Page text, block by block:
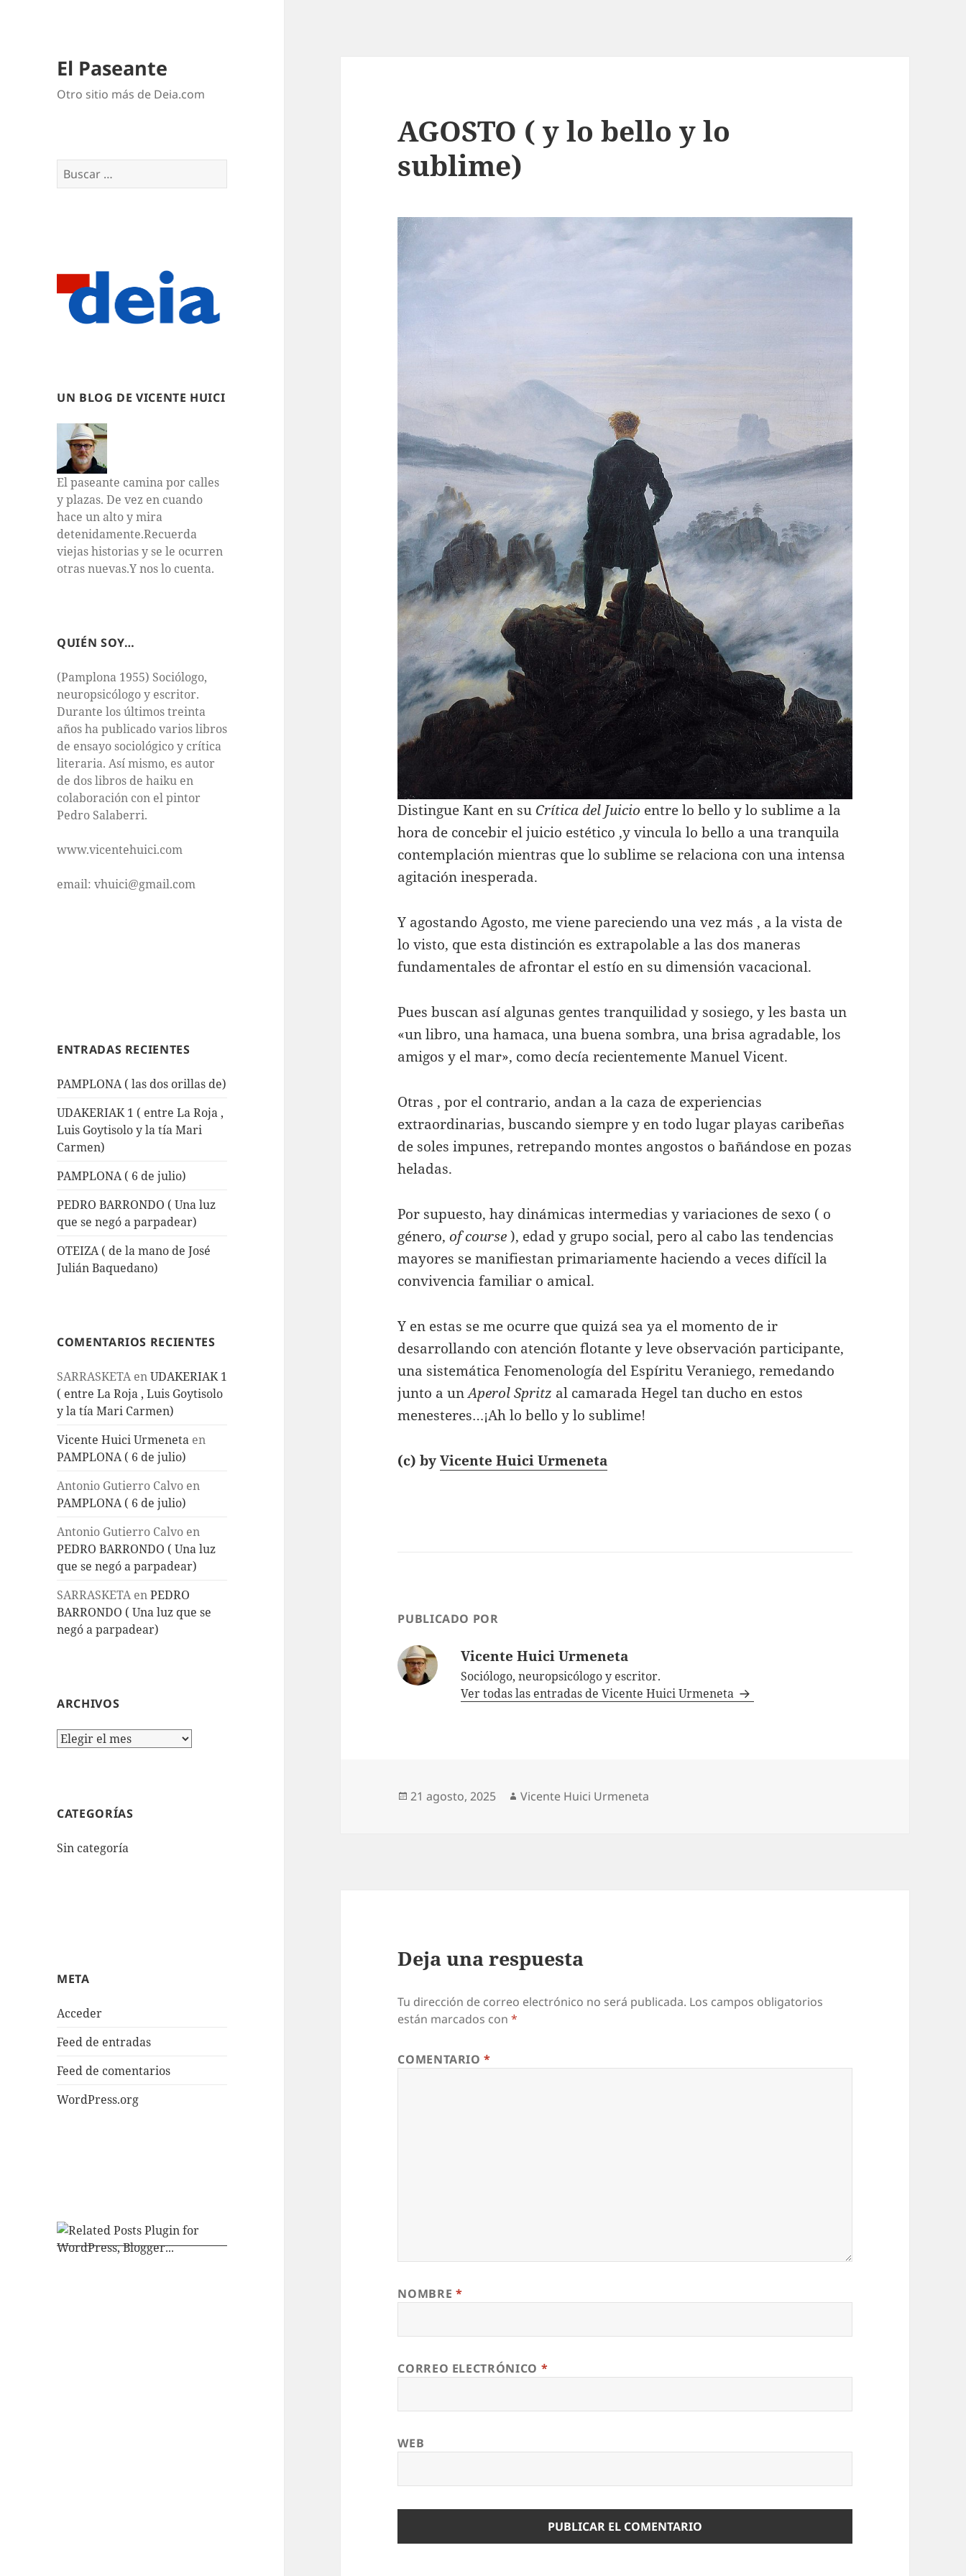
El Paseante
Otro sitio más de Deia.com
Buscar:
UN BLOG DE VICENTE HUICI
El paseante camina por calles
y plazas. De vez en cuando
hace un alto y mira
detenidamente.Recuerda
viejas historias y se le ocurren
otras nuevas.Y nos lo cuenta.
QUIÉN SOY…
(Pamplona 1955) Sociólogo,
neuropsicólogo y escritor.
Durante los últimos treinta
años ha publicado varios libros
de ensayo sociológico y crítica
literaria. Así mismo, es autor
de dos libros de haiku en
colaboración con el pintor
Pedro Salaberri.
www.vicentehuici.com
email: vhuici@gmail.com
ENTRADAS RECIENTES
PAMPLONA ( las dos orillas de)
UDAKERIAK 1 ( entre La Roja ,
Luis Goytisolo y la tía Mari
Carmen)
PAMPLONA ( 6 de julio)
PEDRO BARRONDO ( Una luz
que se negó a parpadear)
OTEIZA ( de la mano de José
Julián Baquedano)
COMENTARIOS RECIENTES
SARRASKETAenUDAKERIAK 1
( entre La Roja , Luis Goytisolo
y la tía Mari Carmen)
Vicente Huici Urmeneta en
PAMPLONA ( 6 de julio)
Antonio Gutierro Calvo en
PAMPLONA ( 6 de julio)
Antonio Gutierro Calvo en
PEDRO BARRONDO ( Una luz
que se negó a parpadear)
SARRASKETAenPEDRO
BARRONDO ( Una luz que se
negó a parpadear)
ARCHIVOS
Archivos
CATEGORÍAS
Sin categoría
META
Acceder
Feed de entradas
Feed de comentarios
WordPress.org
AGOSTO ( y lo bello y lo
sublime)
Distingue Kant en su Crítica del Juicio entre lo bello y lo sublime a la
hora de concebir el juicio estético ,y vincula lo bello a una tranquila
contemplación mientras que lo sublime se relaciona con una intensa
agitación inesperada.
Y agostando Agosto, me viene pareciendo una vez más , a la vista de
lo visto, que esta distinción es extrapolable a las dos maneras
fundamentales de afrontar el estío en su dimensión vacacional.
Pues buscan así algunas gentes tranquilidad y sosiego, y les basta un
«un libro, una hamaca, una buena sombra, una brisa agradable, los
amigos y el mar», como decía recientemente Manuel Vicent.
Otras , por el contrario, andan a la caza de experiencias
extraordinarias, buscando siempre y en todo lugar playas caribeñas
de soles impunes, retrepando montes angostos o bañándose en pozas
heladas.
Por supuesto, hay dinámicas intermedias y variaciones de sexo ( o
género,of course), edad y grupo social, pero al cabo las tendencias
mayores se manifiestan primariamente haciendo a veces difícil la
convivencia familiar o amical.
Y en estas se me ocurre que quizá sea ya el momento de ir
desarrollando con atención flotante y leve observación participante,
una sistemática Fenomenología del Espíritu Veraniego, remedando
junto a unAperol Spritz al camarada Hegel tan ducho en estos
menesteres…¡Ah lo bello y lo sublime!
(c) byVicente Huici Urmeneta
PUBLICADO POR
Vicente Huici Urmeneta
Sociólogo, neuropsicólogo y escritor.
Ver todas las entradas de Vicente Huici Urmeneta
Publicado
21 agosto, 2025 Autor
Vicente Huici Urmeneta
Deja una respuesta
Tu dirección de correo electrónico no será publicada. Los campos obligatorios
están marcados con*
COMENTARIO*
NOMBRE *
CORREO ELECTRÓNICO *
WEB